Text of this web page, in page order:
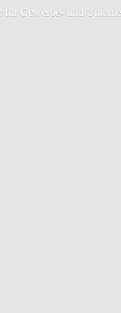
für Gewerbe- und